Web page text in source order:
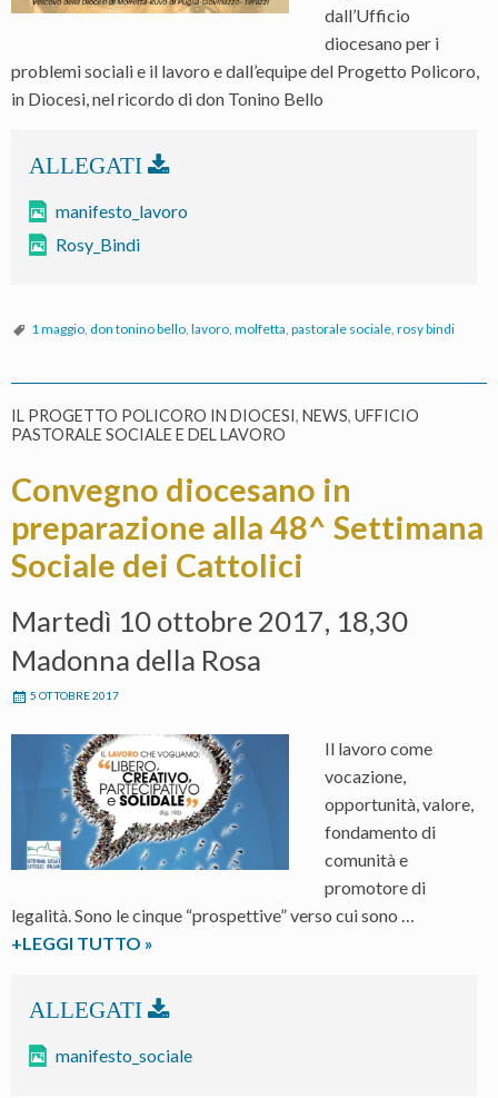
dall’Ufficio
diocesano per i
problemi sociali e il lavoro e dall’equipe del Progetto Policoro,
in Diocesi, nel ricordo di don Tonino Bello
manifesto_lavoro
Rosy_Bindi
1 maggio, don tonino bello, lavoro, molfetta, pastorale sociale, rosy bindi
IL PROGETTO POLICORO IN DIOCESI, NEWS, UFFICIO
PASTORALE SOCIALE E DEL LAVORO
Convegno diocesano in
preparazione alla 48^ Settimana
Sociale dei Cattolici
Martedì 10 ottobre 2017, 18,30
Madonna della Rosa
5 OTTOBRE 2017
Il lavoro come
vocazione,
opportunità, valore,
fondamento di
comunità e
promotore di
legalità. Sono le cinque “prospettive” verso cui sono …
+LEGGI TUTTO Convegno
in
alla
»
manifesto_sociale